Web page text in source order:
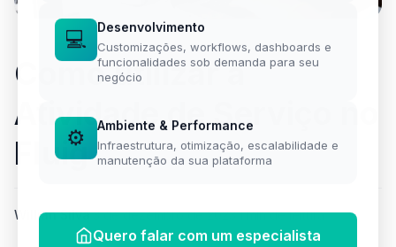
Como utilizar a
Atividade de Serviço no
Fluig
Willian Silva·3 de dezembro de 2023·1 min de leitura
💻 Desenvolvimento
Customizações, workflows, dashboards e
funcionalidades sob demanda para seu
negócio
⚙️ Ambiente & Performance
Infraestrutura, otimização, escalabilidade e
manutenção da sua plataforma
Quero falar com um especialista